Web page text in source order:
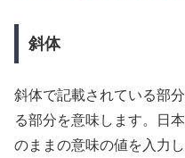
斜体
斜体で記載されている部
る部分を意味します。日
のままの意味の値を入力し